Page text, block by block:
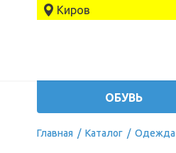
Киров
ОБУВЬ
Главная / Каталог / Одежда